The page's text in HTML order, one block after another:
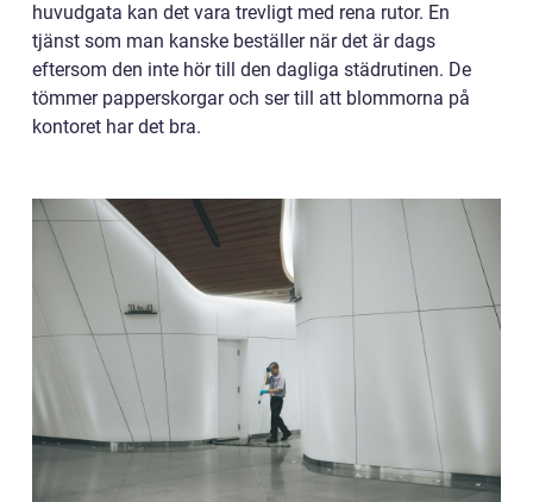
huvudgata kan det vara trevligt med rena rutor. En
tjänst som man kanske beställer när det är dags
eftersom den inte hör till den dagliga städrutinen. De
tömmer papperskorgar och ser till att blommorna på
kontoret har det bra.